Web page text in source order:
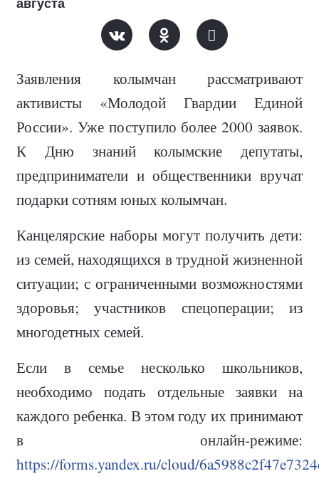
августа
Заявления колымчан рассматривают
активисты «Молодой Гвардии Единой
России». Уже поступило более 2000 заявок.
К Дню знаний колымские депутаты,
предприниматели и общественники вручат
подарки сотням юных колымчан.
Канцелярские наборы могут получить дети:
из семей, находящихся в трудной жизненной
ситуации; с ограниченными возможностями
здоровья; участников спецоперации; из
многодетных семей.
Если в семье несколько школьников,
необходимо подать отдельные заявки на
каждого ребенка. В этом году их принимают
в онлайн-режиме:
https://forms.yandex.ru/cloud/